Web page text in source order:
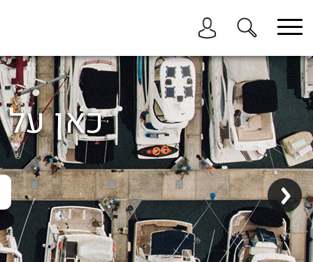
בחר תתקטגוריה בחר מיקום
הכל
ביוון / ליוון
בישראל
באילת
במרינה הרצליה
בכנרת
בהרצליה
כאן על